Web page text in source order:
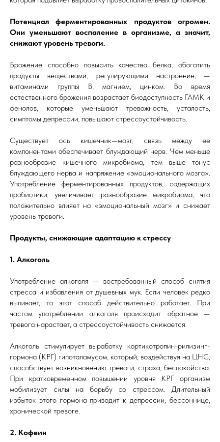
Потенциал ферментированных продуктов огромен.
Они уменьшают воспаление в организме, а значит,
снижают уровень тревоги.
Брожение способно повысить качество белка, обогатить
продукты веществами, регулирующими настроение, —
витаминами группы В, магнием, цинком. Во время
естественного брожения возрастает биодоступность ГАМК и
фенолов, которые уменьшают тревожность, усталость,
симптомы депрессии, повышают стрессоустойчивость.
Существует ось кишечник—мозг, связь между ее
компонентами обеспечивает блуждающий нерв. Чем меньше
разнообразие кишечного микробиома, тем выше тонус
блуждающего нерва и напряжение «эмоционального мозга».
Употребление ферментированных продуктов, содержащих
пробиотики, увеличивает разнообразие микробиома, что
положительно влияет на «эмоциональный мозг» и снижает
уровень тревоги.
Продукты, снижающие адаптацию к стрессу
1. Алкоголь
Употребление алкоголя — востребованный способ снятия
стресса и избавления от душевных мук. Если человек редко
выпивает, то этот способ действительно работает. При
частом употреблении алкоголя происходит обратное —
тревога нарастает, а стрессоустойчивость снижается.
Алкоголь стимулирует выработку кортикотропин-рилизинг-
гормона (КРГ) гипоталамусом, который, воздействуя на ЦНС,
способствует возникновению тревоги, страха, беспокойства.
При кратковременном повышении уровня КРГ организм
мобилизует силы на борьбу со стрессом. Длительный
избыток этого гормона приводит к депрессии, бессоннице,
хронической тревоге.
2. Кофеин